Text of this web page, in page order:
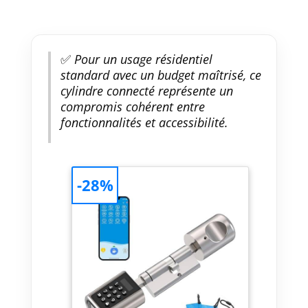
✅Pour un usage résidentiel
standard avec un budget maîtrisé, ce
cylindre connecté représente un
compromis cohérent entre
fonctionnalités et accessibilité.
-28%